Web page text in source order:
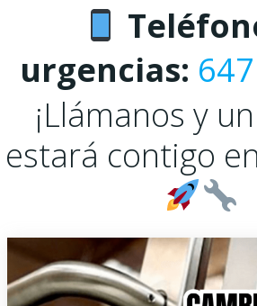
urgencias:
¡Llámanos y
estará contigo